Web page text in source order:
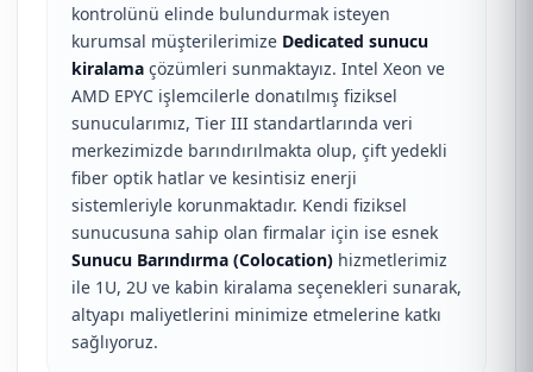
kontrolünü elinde bulundurmak isteyen
kurumsal müşterilerimize Dedicated sunucu
kiralama çözümleri sunmaktayız. Intel Xeon ve
AMD EPYC işlemcilerle donatılmış fiziksel
sunucularımız, Tier III standartlarında veri
merkezimizde barındırılmakta olup, çift yedekli
fiber optik hatlar ve kesintisiz enerji
sistemleriyle korunmaktadır. Kendi fiziksel
sunucusuna sahip olan firmalar için ise esnek
Sunucu Barındırma (Colocation) hizmetlerimiz
ile 1U, 2U ve kabin kiralama seçenekleri sunarak,
altyapı maliyetlerini minimize etmelerine katkı
sağlıyoruz.